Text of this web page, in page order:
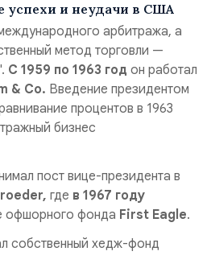
успехи и неудачи в США
арбитража, а
метод торговли —
С 1959 по 1963 год он работал
& Co. Введение президентом
процентов в 1963
бизнес
пост вице-президента в
где в 1967 году
офшорного фонда First Eagle.
собственный хедж-фонд